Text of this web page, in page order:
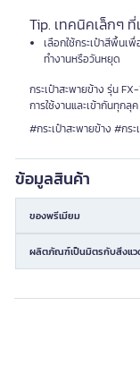
Tip. เทคนิคเล็กๆ ที่
เลือกใช้กระเป๋าสีพื้นเ
ทำงานหรือวันหยุด
กระเป๋าสะพายข้าง รุ่น
การใช้งานและเข้ากันทุก
#กระเป๋าสะพายข้าง #กร
ข้อมูลสินค้า
ของพรีเมียม
ผลิตภัณฑ์เป็นมิตรกับสิ่งแว